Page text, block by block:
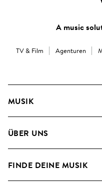
A music
TV & Film Agenturen
MUSIK
Suche
ÜBER UNS
Blog
FINDE DEINE MUSIK